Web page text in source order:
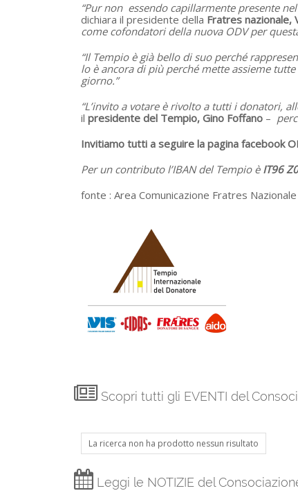
“Pur non essendo capillarmente presente
dichiara il presidente della Fratres nazionale,
come cofondatori della nuova ODV per
“Il Tempio è già bello di suo perché
lo è ancora di più perché mette assieme
giorno.”
“L’invito a votare è rivolto a tutti i donatori,
il presidente del Tempio, Gino Foffano –
Invitiamo tutti a seguire la pagina facebook
Per un contributo l’IBAN del Tempio è IT96
fonte : Area Comunicazione Fratres Nazionale
Scopri tutti gli EVENTI del
La ricerca non ha prodotto nessun risultato
Leggi le NOTIZIE del